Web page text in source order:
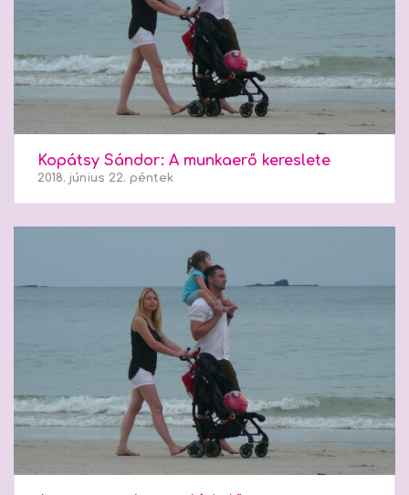
Kopátsy Sándor: A munkaerő kereslete
2018. június 22. péntek